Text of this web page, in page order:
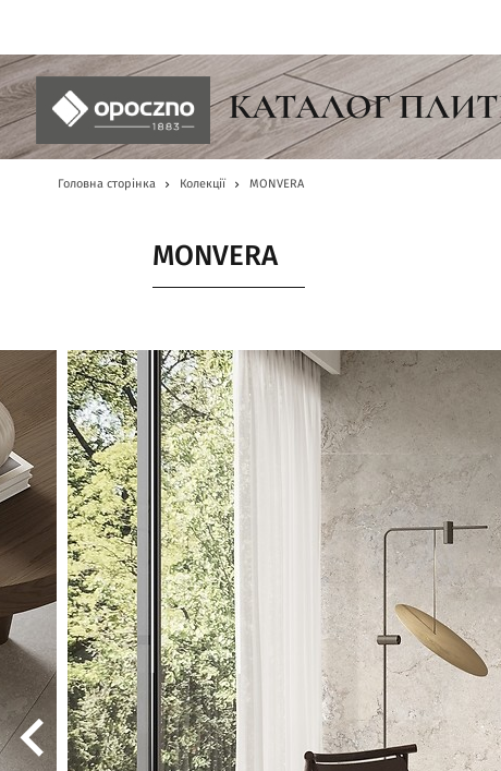
КАТАЛОГ
Головна сторінка Колекції MONVERA
MONVERA